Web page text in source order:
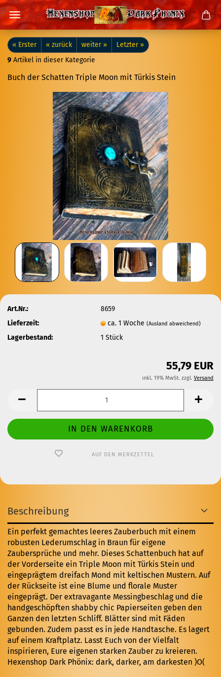
« Erster « zurück weiter »
Letzter »
9 Artikel in dieser Kategorie
Buch der Schat­ten Trip­le Moon mit Tür­kis Stein
Art.Nr.:
8659
Lieferzeit:
ca. 1 Woche(Ausland abweichend)
Lagerbestand: 1Stück
55,79 EUR
inkl. 19% MwSt. zzgl. Versand
AUF DEN MERKZETTEL
Beschreibung
Ein perfekt gemachtes leeres Zauberbuch mit einem
robusten Lederumschlag in Braun für eigene
Zaubersprüche und mehr. Dieses Schattenbuch hat auf
der Vorderseite ein Triple Moon mit Türkis Stein und
eingeprägtem dreifach Mond mit keltischen Mustern. Auf
der Rückseite ist eine Blume und florale Muster
eingeprägt. Der extravagante Messingbeschlag und die
handgeschöpften shabby chic Papierseiten geben den
Ganzen den letzten Schliff. Blätter sind mit Fäden
gebunden. Zudem passt es in jede Handtasche. Es lagert
auf einem Kraftplatz. Lasst Euch von der Vielfalt
inspirieren, Eure eigenen starken Zauber zu kreieren.
Hexenshop Dark Phönix: dark, darker, am darkesten )O(